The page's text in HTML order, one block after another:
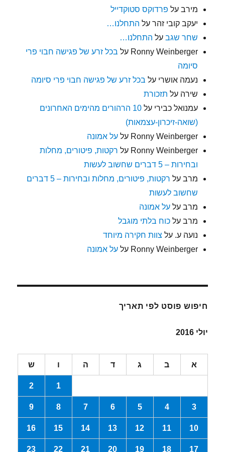
מירב על פרדוקס סטוקדייל
יעקב קובי זהר על התחלנו…
שחר שגב על התחלנו…
Ronny Weinberger על בכל זרע של פגישה חבוי פרי
סיומה
נעמה אושרי על בכל זרע של פגישה חבוי פרי סיומה
שירה על תזכורת
עמנואל כבירי על
10 הרהורים מהימים האחרונים
(שואה-זיכרון-עצמאות)
Ronny Weinberger עלעל אמונה
Ronny Weinberger על רקטות, פיטורים, מחלות
ובחירות – 5 דברים שחשוב לעשות
מרב על
רקטות, פיטורים, מחלות ובחירות – 5 דברים
שחשוב לעשות
מרב עלעל אמונה
מרב עלכוח בלתי מוגבל
נועה ע. על צוות חקירה מיוחד
Ronny Weinberger עלעל אמונה
חיפוש פוסט לפי תאריך
יולי 2016
א ב ג ד ה ו ש
1
2
3
4
5
6
7
8
9
10
11
12
13
14
15
16
17
18
19
20
21
22
23